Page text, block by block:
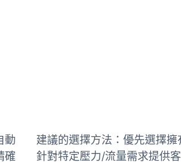
動
確
建議的選擇方法：優先選擇
針對特定壓力/流量需求提供